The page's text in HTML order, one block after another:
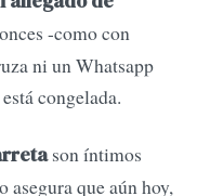
-como con
ni un Whatsapp
congelada.
son íntimos
asegura que aún hoy,